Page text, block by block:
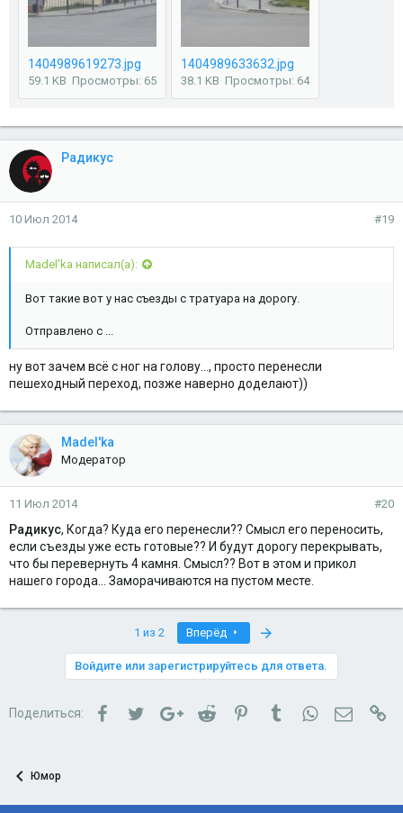
1404989619273.jpg
59.1 KB Просмотры: 65
1404989633632.jpg
38.1 KB Просмотры: 64
Радикус
10 Июл 2014 #19
Madel'ka написал(а):
Вот такие вот у нас съезды с тратуара на дорогу.
Отправлено с ...
ну вот зачем всё с ног на голову..., просто перенесли
пешеходный переход, позже наверно доделают))
Madel'ka
Модератор
11 Июл 2014 #20
Радикус, Когда? Куда его перенесли?? Смысл его переносить,
если съезды уже есть готовые?? И будут дорогу перекрывать,
что бы перевернуть 4 камня. Смысл?? Вот в этом и прикол
нашего города... Заморачиваются на пустом месте.
1 из 2 Вперёд
Войдите или зарегистрируйтесь для ответа.
Поделиться: FacebookTwitterGoogle+Reddit PinterestTumblrWhatsApp
Юмор